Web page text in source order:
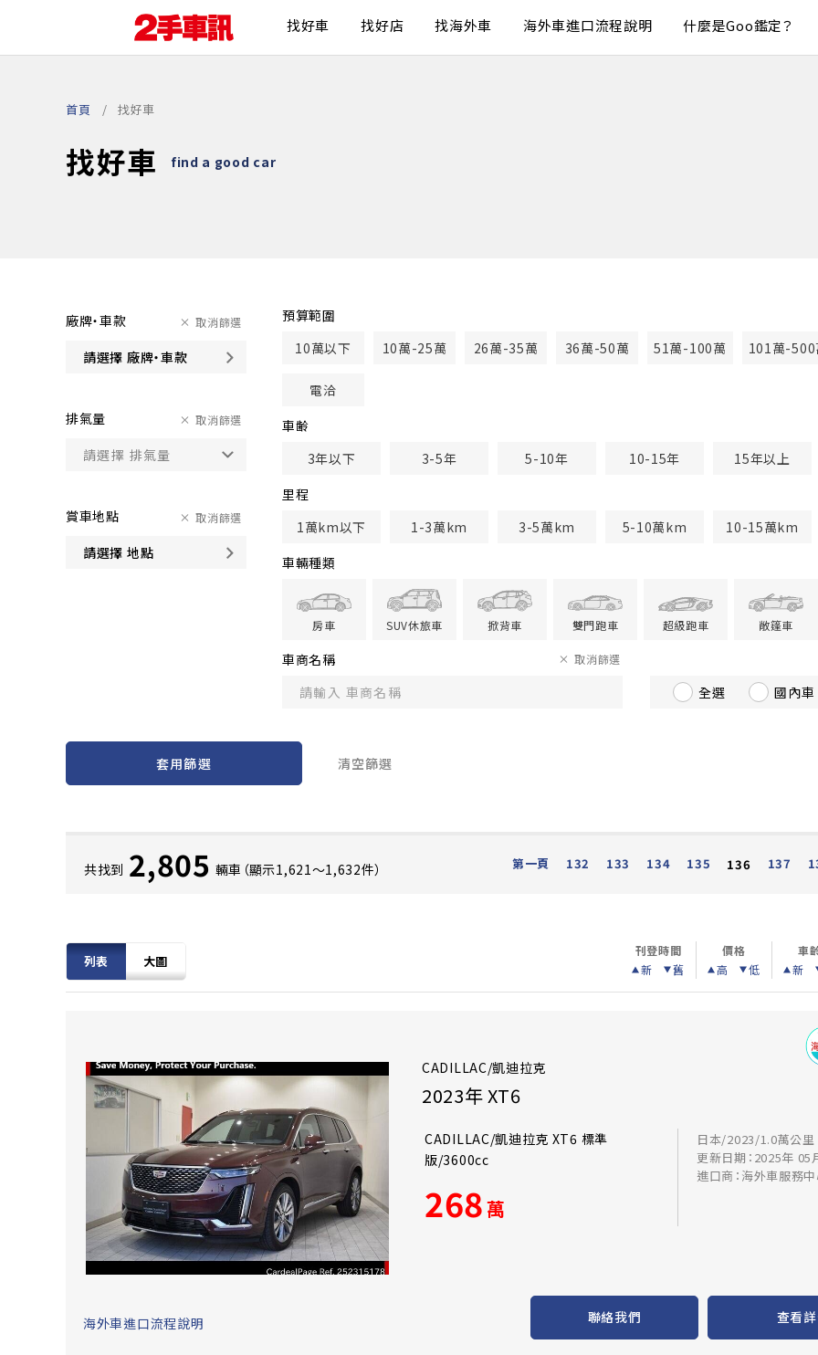
找好車 找好店 找海外車 海外車進口流程說明 什麼是Goo鑑定？
首頁 找好車
找好車 find a good car
廠牌・車款
請選擇 廠牌・車款
取消篩選
排氣量 取消篩選
賞車地點
請選擇 地點
取消篩選
預算範圍
10萬以下
10萬-25萬 26萬-35萬 36萬-50萬 51萬-100萬 101萬-500
電洽
車齢
3年以下
3-5年 5-10年 10-15年
15年以上
里程
1萬km以下
1-3萬km 3-5萬km 5-10萬km
10-15萬km
車輛種類
房車 SUV休旅車 掀背車 雙門跑車 超級跑車 敞篷車
車商名稱 取消篩選
全選 國內車
套用篩選 清空篩選
共找到 2,805 輛車（顯示1,621〜1,632件） 第一頁 132 133 134 135 136 137
列表 大圖
刊登時間
新
舊
價格
高
低
車
新
CADILLAC/凱迪拉克
2023年 XT6
CADILLAC/凱迪拉克 XT6 標準
版/3600cc
268萬
日本/2023/1.0萬公里
更新日期：2025年 05
進口商：海外車服務
海外車進口流程說明 聯絡我們 查看